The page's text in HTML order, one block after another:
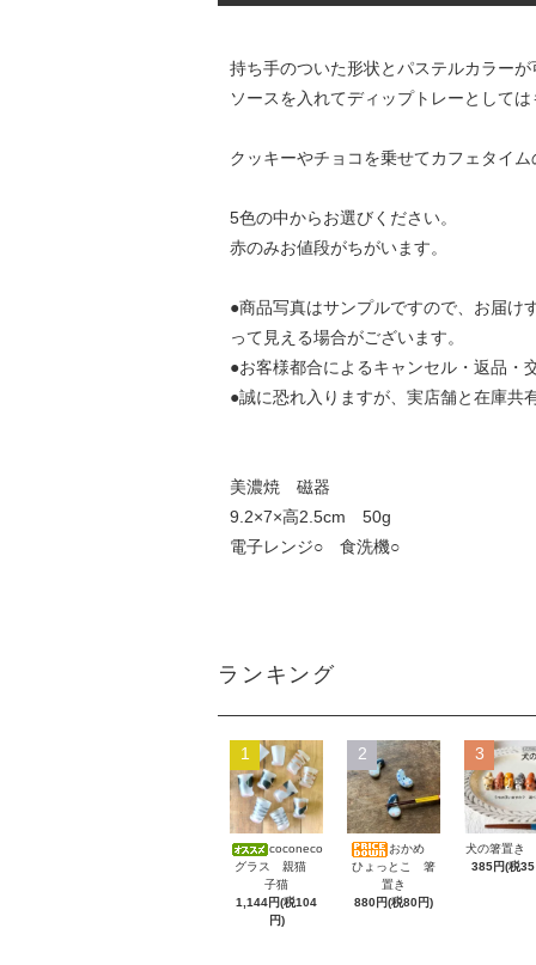
持ち手のついた形状とパステルカラー
ソースを入れてディップトレーとして
クッキーやチョコを乗せてカフェタイ
5色の中からお選びください。
赤のみお値段がちがいます。
●商品写真はサンプルですので、お届け
って見える場合がございます。
●お客様都合によるキャンセル・返品・
●誠に恐れ入りますが、実店舗と在庫共
美濃焼 磁器
9.2×7×高2.5cm 50g
電子レンジ○ 食洗機○
ランキング
1
coconeco
グラス 親猫
子猫
1,144円(税104
円)
2
おかめ
ひょっとこ 箸
置き
880円(税80円)
3
犬の箸置き
385円(税35